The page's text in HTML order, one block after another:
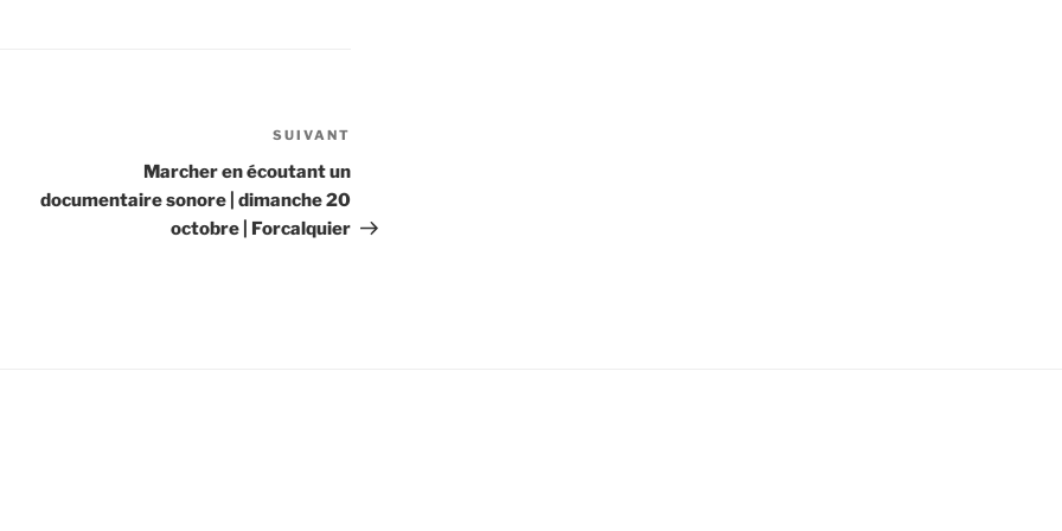
suivant
SUIVANT
Marcher en écoutant un
documentaire sonore | dimanche 20
octobre | Forcalquier